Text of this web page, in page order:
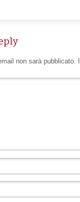
non sarà pubblicato.